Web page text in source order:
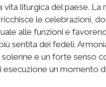
liturgica del paese. La
le celebrazioni,
alle funzioni e
sentita dei fedeli.
e un forte senso
esecuzione un momento